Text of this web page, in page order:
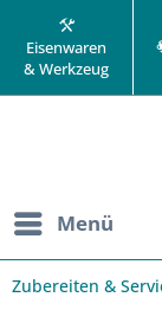
Eisenwaren
& Werkzeug
Menü
Zubereiten &